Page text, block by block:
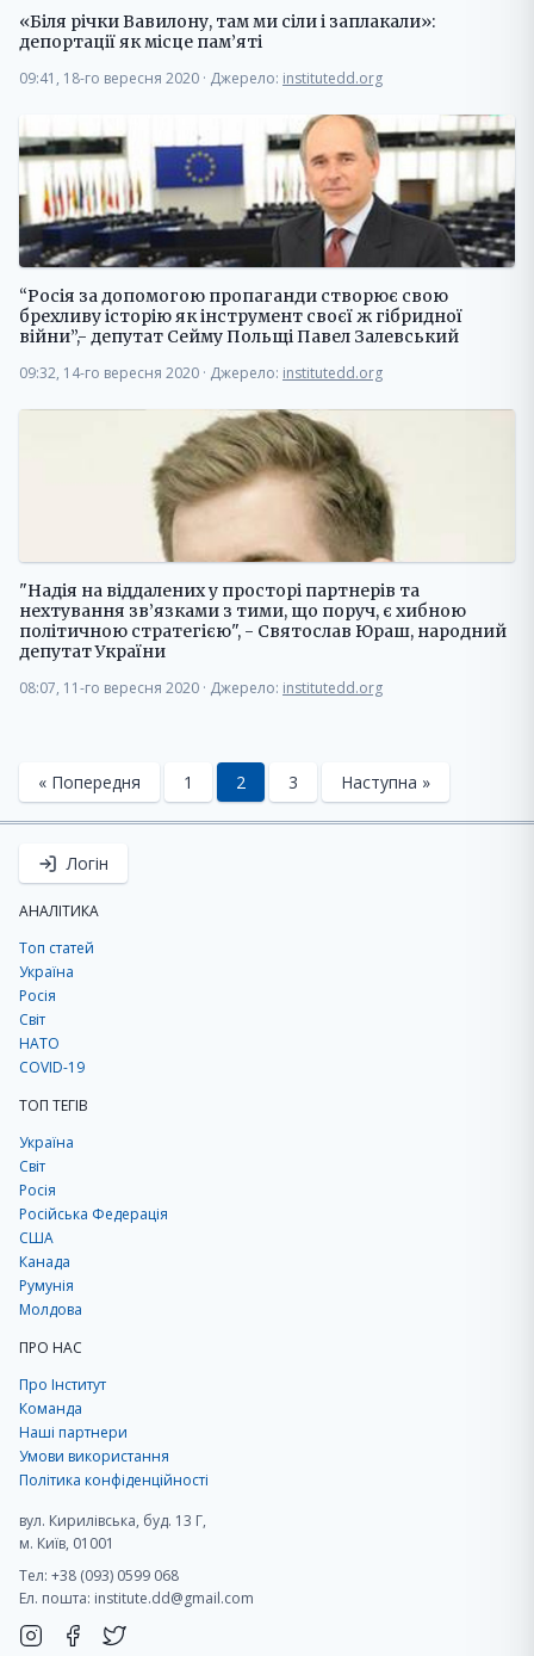
«Біля річки Вавилону, там ми сіли і заплакали»:
депортації як місце пам’яті
09:41, 18-го вересня 2020 · Джерело: institutedd.org
“Росія за допомогою пропаганди створює свою
брехливу історію як інструмент своєї ж гібридної
війни”,- депутат Сейму Польщі Павел Залевський
09:32, 14-го вересня 2020 · Джерело: institutedd.org
"Надія на віддалених у просторі партнерів та
нехтування зв’язками з тими, що поруч, є хибною
політичною стратегією", - Святослав Юраш, народний
депутат України
08:07, 11-го вересня 2020 · Джерело: institutedd.org
« Попередня 1 2 3 Наступна »
Логін
АНАЛІТИКА
Топ статей
Україна
Росія
Світ
НАТО
COVID-19
ТОП ТЕГІВ
Україна
Світ
Росія
Російська Федерація
США
Канада
Румунія
Молдова
ПРО НАС
Про Інститут
Команда
Наші партнери
Умови використання
Політика конфіденційності
вул. Кирилівська, буд. 13 Г,
м. Київ, 01001
Тел: +38 (093) 0599 068
Ел. пошта: institute.dd@gmail.com